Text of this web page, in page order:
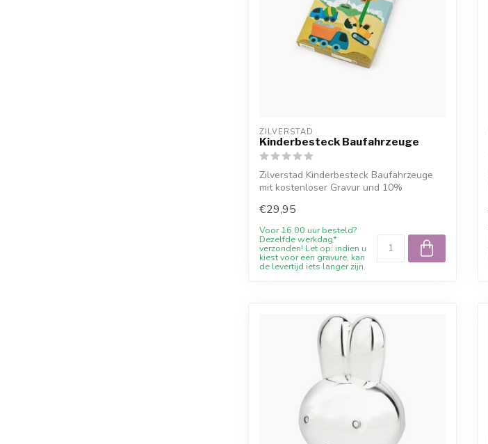
ZILVERSTAD
Kinderbesteck Baufahrzeuge
Zilverstad Kinderbesteck Baufahrzeuge
mit kostenloser Gravur und 10%
€29,95
Voor 16.00 uur besteld?
Dezelfde werkdag*
verzonden! Let op: indien u
kiest voor een gravure, kan
de levertijd iets langer zijn.